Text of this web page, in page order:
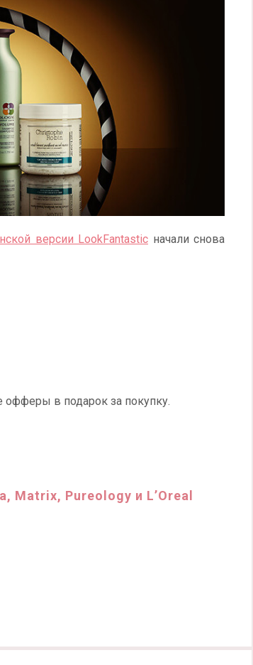
версии LookFantastic начали снова
офферы в подарок за покупку.
Matrix, Pureology и L’Oreal